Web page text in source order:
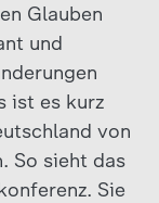
Glauben
und
ist es kurz
von
So sieht das
Sie